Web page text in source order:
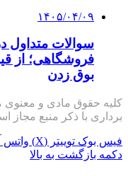
۱۴۰۵/۰۴/۰۹
سوالات متداول
فروشگاهی؛ از
بوق زدن
کلیه حقوق مادی و
برداری با ذکر منبع مجاز
فیس بوک توییتر (X) واتس
دکمه بازگشت به بالا